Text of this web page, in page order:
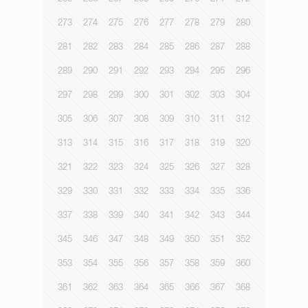
273 274 275 276 277 278 279 280
281 282 283 284 285 286 287 288
289 290 291 292 293 294 295 296
297 298 299 300 301 302 303 304
305 306 307 308 309 310 311 312
313 314 315 316 317 318 319 320
321 322 323 324 325 326 327 328
329 330 331 332 333 334 335 336
337 338 339 340 341 342 343 344
345 346 347 348 349 350 351 352
353 354 355 356 357 358 359 360
361 362 363 364 365 366 367 368